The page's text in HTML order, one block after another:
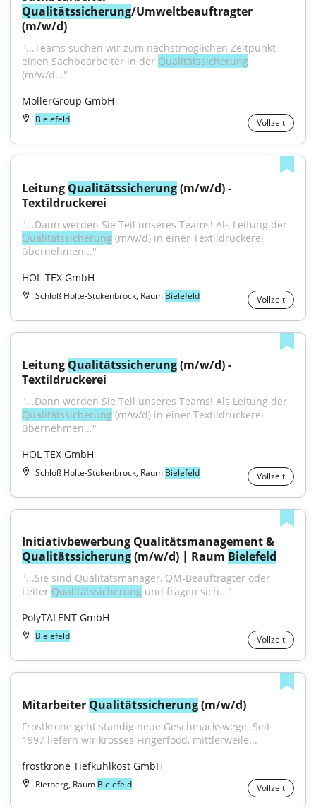
Qualitätssicherung/Umweltbeauftragter
(m/w/d)
"...Teams suchen wir zum nächstmöglichen Zeitpunkt
einen Sachbearbeiter in der Qualitätssicherung
(m/w/d..."
MöllerGroup GmbH
Bielefeld Vollzeit
Leitung Qualitätssicherung (m/w/d) -
Textildruckerei
Qualitätssicherung (m/w/d) in einer Textildruckerei
übernehmen..."
HOL-TEX GmbH
Schloß Holte-Stukenbrock, Raum Bielefeld Vollzeit
Leitung Qualitätssicherung (m/w/d) -
Textildruckerei
Qualitätssicherung (m/w/d) in einer Textildruckerei
übernehmen..."
HOL TEX GmbH
Schloß Holte-Stukenbrock, Raum Bielefeld Vollzeit
Qualitätssicherung (m/w/d) | Raum Bielefeld
"...Sie sind Qualitätsmanager, QM-Beauftragter oder
Leiter Qualitätssicherung und fragen sich..."
PolyTALENT GmbH
Bielefeld Vollzeit
Mitarbeiter Qualitätssicherung (m/w/d)
Frostkrone geht ständig neue Geschmackswege. Seit
1997 liefern wir krosses Fingerfood, mittlerweile...
frostkrone Tiefkühlkost GmbH
Rietberg, Raum Bielefeld Vollzeit